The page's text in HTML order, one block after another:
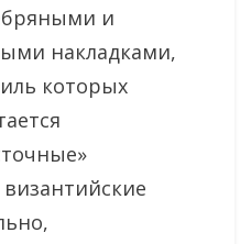
и
накладками,
которых